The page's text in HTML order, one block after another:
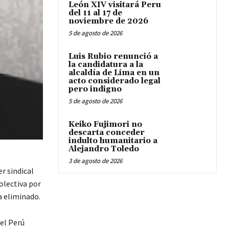
sindical
por
eliminado.
Perú
León XIV visitará Peru
del 11 al 17 de
noviembre de 2026
5 de agosto de 2026
Luis Rubio renunció a
la candidatura a la
alcaldía de Lima en un
acto considerado legal
pero indigno
5 de agosto de 2026
Keiko Fujimori no
descarta conceder
indulto humanitario a
Alejandro Toledo
3 de agosto de 2026